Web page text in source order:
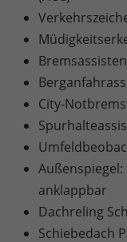
City-
anklappbar
Dachreling
Schiebedach